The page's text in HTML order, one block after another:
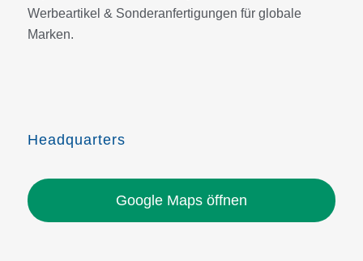
Werbeartikel & Sonderanfertigungen für globale
Marken.
Headquarters
Google Maps öffnen